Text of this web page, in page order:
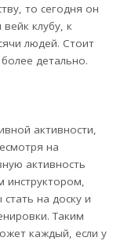
то сегодня он
клубу, к
людей. Стоит
детально.
активности,
на
активность
инструктором,
на доску и
Таким
каждый, если у